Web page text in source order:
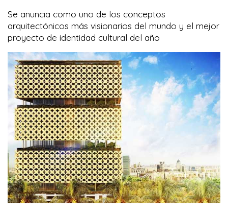
Se anuncia como uno de los conceptos
arquitectónicos más visionarios del mundo y el mejor
proyecto de identidad cultural del año